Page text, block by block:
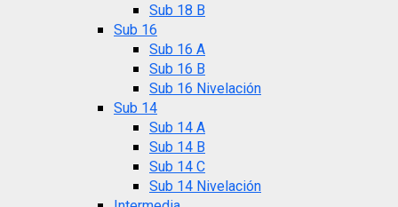
Sub 18 B
Sub 16
Sub 16 A
Sub 16 B
Sub 16 Nivelación
Sub 14
Sub 14 A
Sub 14 B
Sub 14 C
Sub 14 Nivelación